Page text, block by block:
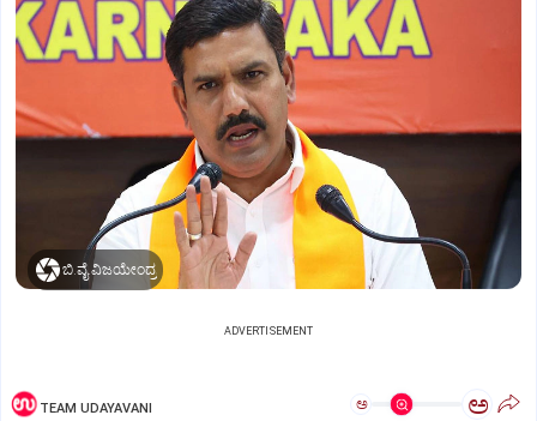
ಬಿ.ವೈ.ವಿಜಯೇಂದ್ರ
ADVERTISEMENT
TEAM UDAYAVANI ಅ ಅ